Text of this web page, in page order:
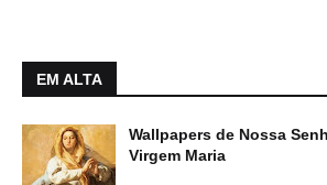
EM ALTA
Wallpapers de Nossa
Virgem Maria